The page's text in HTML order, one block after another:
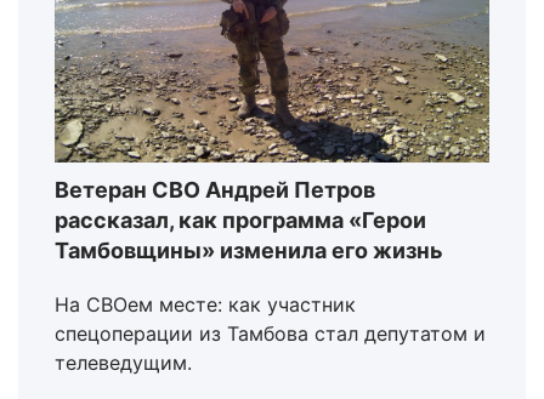
Ветеран СВО Андрей Петров
рассказал, как программа «Герои
Тамбовщины» изменила его жизнь
На СВОем месте: как участник
спецоперации из Тамбова стал депутатом и
телеведущим.